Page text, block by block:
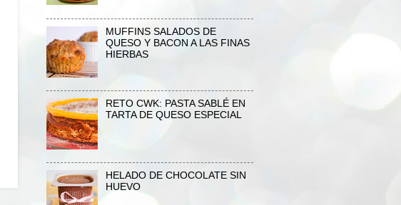
MUFFINS SALADOS DE
QUESO Y BACON A LAS FINAS
HIERBAS
RETO CWK: PASTA SABLÉ EN
TARTA DE QUESO ESPECIAL
HELADO DE CHOCOLATE SIN
HUEVO